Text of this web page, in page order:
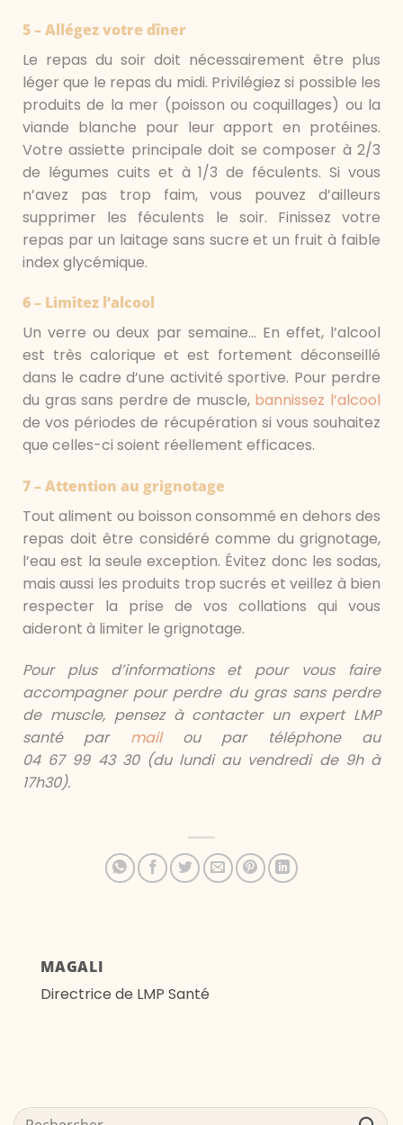
5 – Allégez votre dîner
Le repas du soir doit nécessairement être plus
léger que le repas du midi. Privilégiez si possible les
produits de la mer (poisson ou coquillages) ou la
viande blanche pour leur apport en protéines.
Votre assiette principale doit se composer à 2/3
de légumes cuits et à 1/3 de féculents. Si vous
n’avez pas trop faim, vous pouvez d’ailleurs
supprimer les féculents le soir. Finissez votre
repas par un laitage sans sucre et un fruit à faible
index glycémique.
6 – Limitez l’alcool
Un verre ou deux par semaine… En effet, l’alcool
est très calorique et est fortement déconseillé
dans le cadre d’une activité sportive. Pour perdre
du gras sans perdre de muscle, bannissez l’alcool
de vos périodes de récupération si vous souhaitez
que celles-ci soient réellement efficaces.
7 – Attention au grignotage
Tout aliment ou boisson consommé en dehors des
repas doit être considéré comme du grignotage,
l’eau est la seule exception. Évitez donc les sodas,
mais aussi les produits trop sucrés et veillez à bien
respecter la prise de vos collations qui vous
aideront à limiter le grignotage.
Pour plus d’informations et pour vous faire
accompagner pour perdre du gras sans perdre
de muscle, pensez à contacter un expert LMP
santé par mailou par téléphone au
04 67 99 43 30 (du lundi au vendredi de 9h à
17h30).
MAGALI
Directrice de LMP Santé